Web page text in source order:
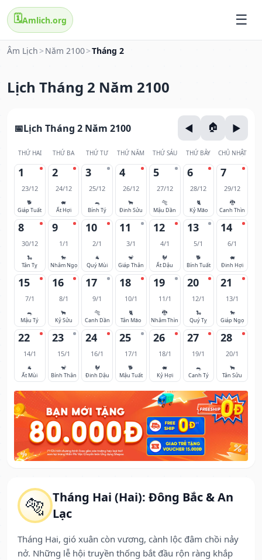
🗓️Amlich.org
Âm Lịch > Năm 2100>Tháng 2
Lịch Tháng 2 Năm 2100
🐅 Tháng Hai (Hai): Đông Bắc & An
Lạc
Tháng Hai, gió xuân còn vương, cành lộc đâm chồi nảy
nở. Những lễ hội truyền thống bắt đầu rộn ràng khắp
Lịch Tháng 2 Năm 2100
THỨ HAI THỨ BA THỨ TƯ THỨ NĂM THỨ SÁU THỨ BẢY CHỦ NHẬT
1
23/12
🐕
Giáp Tuất
2
24/12
🐖
Ất Hợi
3
25/12
🐀
Bính Tý
4
26/12
🐂
Đinh Sửu
5
27/12
🐅
Mậu Dần
6
28/12
🐈
Kỷ Mão
7
29/12
🐉
Canh Thìn
8
30/12
🐍
Tân Tỵ
9
1/1
🐎
Nhâm Ngọ
10
2/1
🐐
Quý Mùi
11
3/1
🐒
Giáp Thân
12
4/1
🐓
Ất Dậu
13
5/1
🐕
Bính Tuất
14
6/1
🐖
Đinh Hợi
15
7/1
🐀
Mậu Tý
16
8/1
🐂
Kỷ Sửu
17
9/1
🐅
Canh Dần
18
10/1
🐈
Tân Mão
19
11/1
🐉
Nhâm Thìn
20
12/1
🐍
Quý Tỵ
21
13/1
🐎
Giáp Ngọ
22
14/1
🐐
Ất Mùi
23
15/1
🐒
Bính Thân
24
16/1
🐓
Đinh Dậu
25
17/1
🐕
Mậu Tuất
26
18/1
🐖
Kỷ Hợi
27
19/1
🐀
Canh Tý
28
20/1
🐂
Tân Sửu